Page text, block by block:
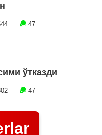
47
ўтказди
47